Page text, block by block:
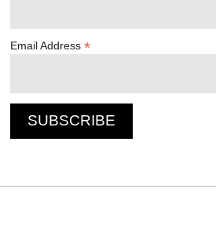
Email Address*